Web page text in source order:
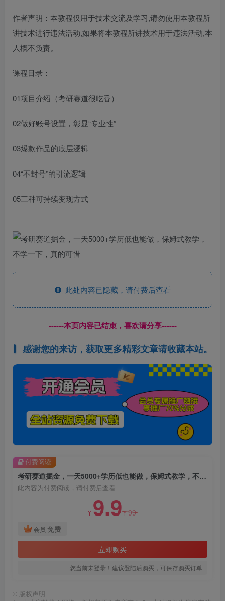
作者声明：本教程仅用于技术交流及学习,请勿使用本教程所
讲技术进行违法活动,如果将本教程所讲技术用于违法活动,本
人概不负责。
课程目录：
01项目介绍（考研赛道很吃香）
02做好账号设置，彰显“专业性”
03爆款作品的底层逻辑
04“不封号”的引流逻辑
05三种可持续变现方式
此处内容已隐藏，请付费后查看
------本页内容已结束，喜欢请分享------
感谢您的来访，获取更多精彩文章请收藏本站。
考研赛道掘金，一天5000+学历低也能做，保姆式教学，不学一下，真的可惜
此内容为付费阅读，请付费后查看
¥ 9.9¥99
会员 免费
立即购买
您当前未登录！建议登陆后购买，可保存购买订单
付费阅读
© 版权声明